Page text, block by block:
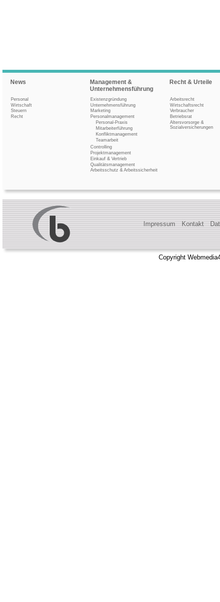
News
Personal
Wirtschaft
Steuern
Recht
Management &
Unternehmensführung
Existenzgründung
Unternehmensführung
Marketing
Personalmanagement
Personal-Praxis
Mitarbeiterführung
Konfliktmanagement
Teamarbeit
Controlling
Projektmanagement
Einkauf & Vertrieb
Qualitätsmanagement
Arbeitsschutz & Arbeitssicherheit
Recht & Urteile
Arbeitsrecht
Wirtschaftsrecht
Verbraucher
Betriebsrat
Altersvorsorge &
Sozialversicherungen
Impressum Kontakt
Copyright